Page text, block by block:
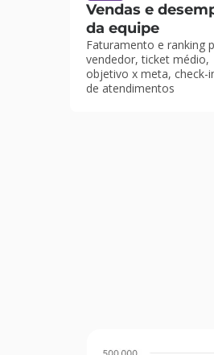
Vendas e
da equipe
Faturamento e ranking
vendedor, ticket médio,
objetivo x meta, check-
de atendimentos